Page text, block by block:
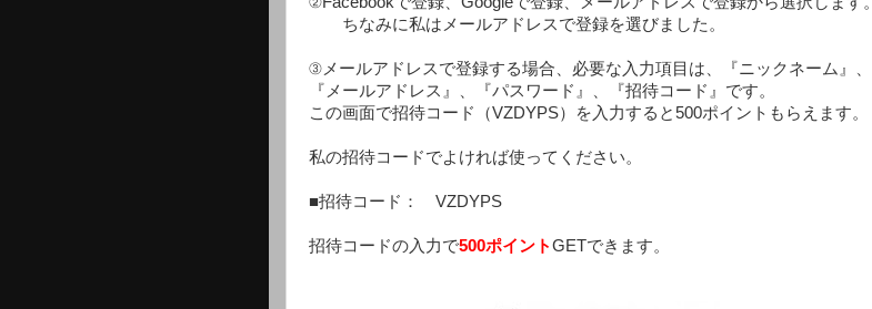
ちなみに私はメールアドレスで登録を選びました。
③メールアドレスで登録する場合、必要な入力項目は、『ニックネーム』、
『メールアドレス』、『パスワード』、『招待コード』です。
この画面で招待コード（VZDYPS）を入力すると500ポイントもらえます。
私の招待コードでよければ使ってください。
■招待コード： VZDYPS
招待コードの入力で500ポイントGETできます。